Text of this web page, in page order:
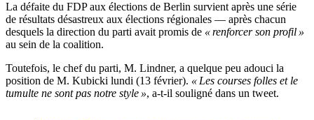
La défaite du FDP aux élections de Berlin survient après une série
de résultats désastreux aux élections régionales — après chacun
desquels la direction du parti avait promis de « renforcer son profil »
au sein de la coalition.
Toutefois, le chef du parti, M. Lindner, a quelque peu adouci la
position de M. Kubicki lundi (13 février). « Les courses folles et le
tumulte ne sont pas notre style », a-t-il souligné dans un tweet.